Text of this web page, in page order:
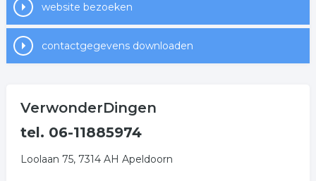
website bezoeken
contactgegevens downloaden
VerwonderDingen
tel. 06-11885974
Loolaan 75, 7314 AH Apeldoorn